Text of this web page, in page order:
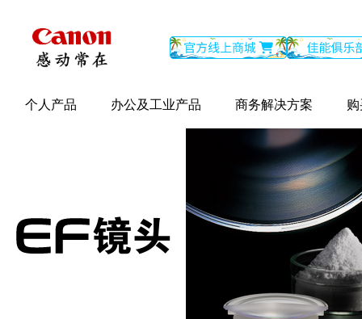
个人产品 办公及工业产品 商务解决方案